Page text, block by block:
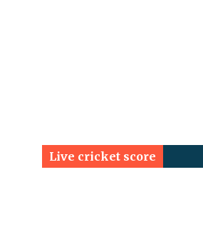
Live cricket score